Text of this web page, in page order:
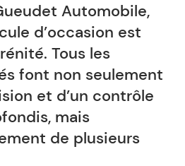
Automobile,
d’occasion est
Tous les
font non seulement
et d’un contrôle
mais
de plusieurs